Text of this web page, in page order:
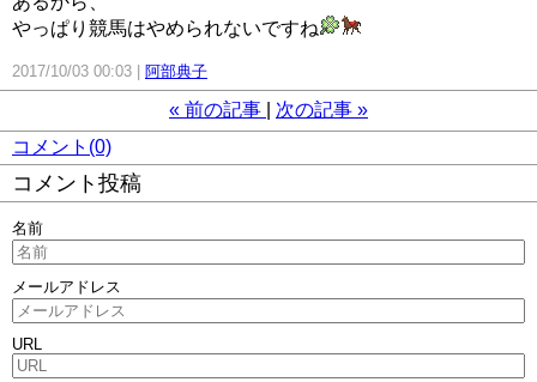
やっぱり競馬はやめられないですね
2017/10/03 00:03 阿部典子
« 前の記事 次の記事 »
コメント(0)
コメント投稿
名前
メールアドレス
URL